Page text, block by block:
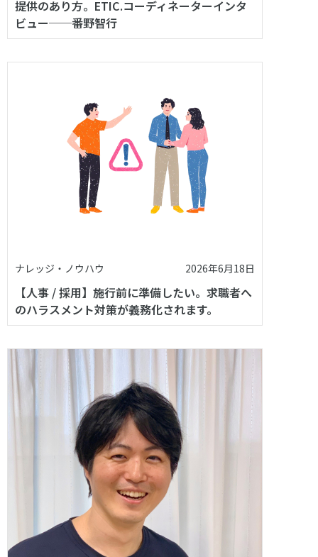
提供のあり方。ETIC.コーディネーターインタ
ビュー──番野智行
ナレッジ・ノウハウ 2026年6月18日
【人事 / 採用】施行前に準備したい。求職者へ
のハラスメント対策が義務化されます。